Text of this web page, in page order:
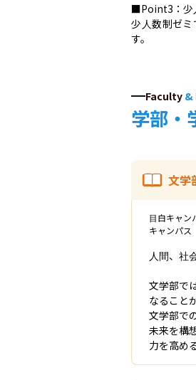
■Point3：少
少人数制ゼ
す。
Faculty &
学部・
文学
目白キャン
キャンパス
人間、社
文学部で
なること
文学部で
未来を構
力を高め